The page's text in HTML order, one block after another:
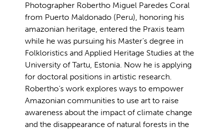
Photographer Robertho Miguel Paredes Coral
from Puerto Maldonado (Peru), honoring his
amazonian heritage, entered the Praxis team
while he was pursuing his Master’s degree in
Folkloristics and Applied Heritage Studies at the
University of Tartu, Estonia. Now he is applying
for doctoral positions in artistic research.
Robertho’s work explores ways to empower
Amazonian communities to use art to raise
awareness about the impact of climate change
and the disappearance of natural forests in the